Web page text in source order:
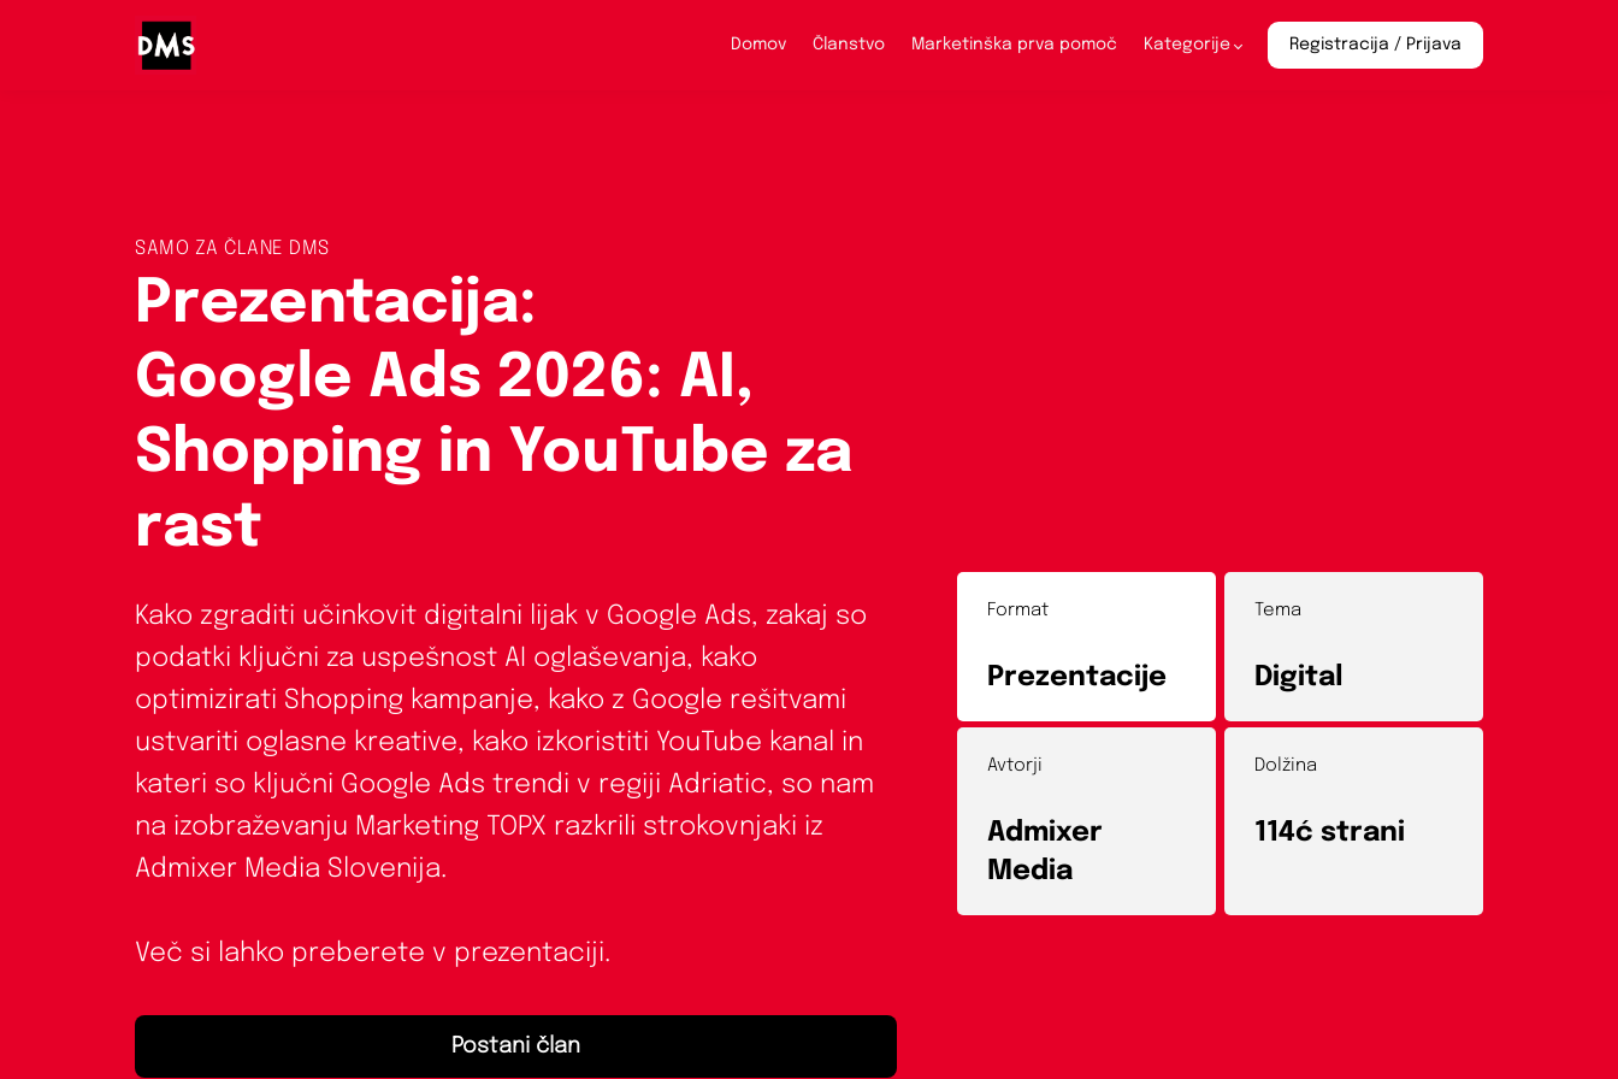
Domov Članstvo Marketinška prva pomoč Kategorije Registracija / Prijava
SAMO ZA ČLANE DMS
Prezentacija:
Google Ads 2026: AI,
Shopping in YouTube za
rast
Kako zgraditi učinkovit digitalni lijak v Google Ads, zakaj so
podatki ključni za uspešnost AI oglaševanja, kako
optimizirati Shopping kampanje, kako z Google rešitvami
ustvariti oglasne kreative, kako izkoristiti YouTube kanal in
kateri so ključni Google Ads trendi v regiji Adriatic, so nam
na izobraževanju Marketing TOPX razkrili strokovnjaki iz
Admixer Media Slovenija.
Več si lahko preberete v prezentaciji.
Postani član
Format
Prezentacije
Tema
Digital
Avtorji
Admixer
Media
Dolžina
114ć strani